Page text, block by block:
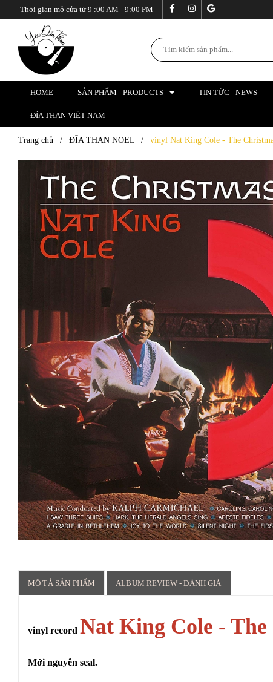
Thời gian mở cửa từ 9 :00 AM - 9:00 PM
HOME SẢN PHẨM - PRODUCTS TIN TỨC - NEWS
ĐĨA THAN VIỆT NAM
Trang chủ / ĐĨA THAN NOEL / vinyl Nat King Cole - The
MÔ TẢ SẢN PHẨM ALBUM REVIEW - ĐÁNH GIÁ
vinyl record Nat King Cole -
Mới nguyên seal.